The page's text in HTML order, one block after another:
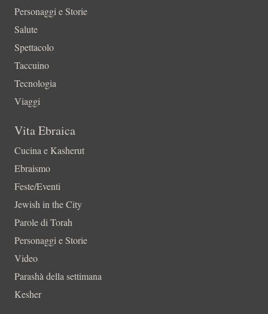
Personaggi e Storie
Salute
Spettacolo
Taccuino
Tecnologia
Viaggi
Vita Ebraica
Cucina e Kasherut
Ebraismo
Feste/Eventi
Jewish in the City
Parole di Torah
Personaggi e Storie
Video
Parashà della settimana
Kesher